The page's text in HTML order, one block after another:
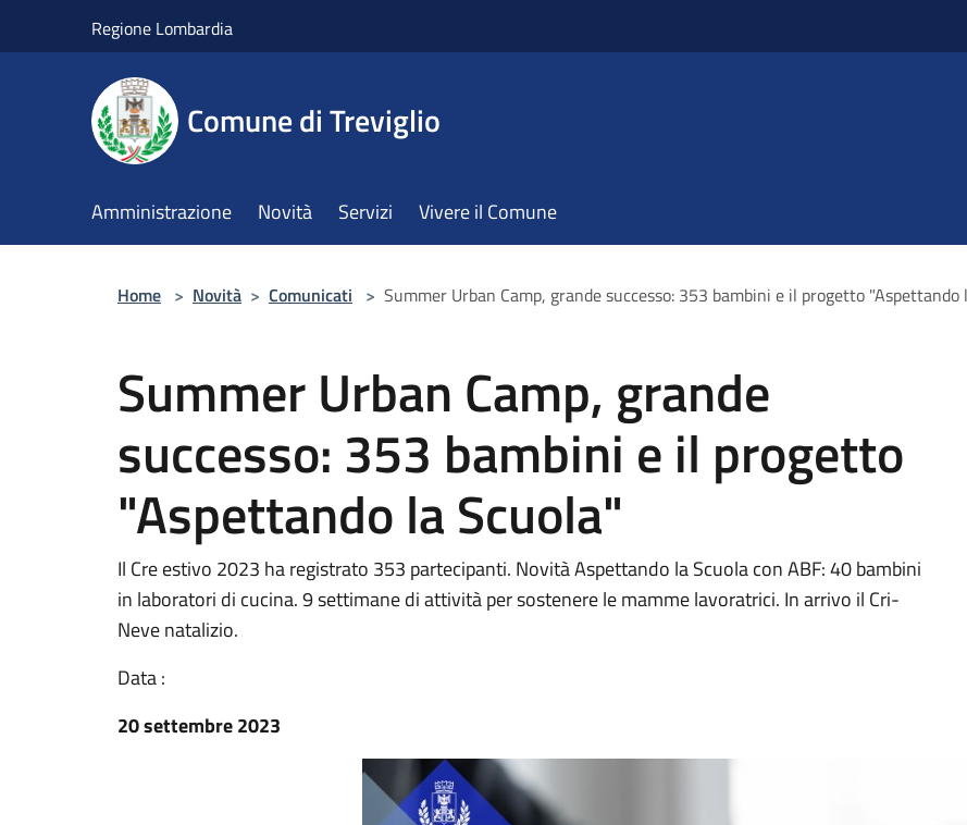
Regione Lombardia
Comune di Treviglio
Amministrazione Novità Servizi Vivere il Comune
Home > Novità > Comunicati > Summer Urban Camp, grande successo: 353 bambini e il progetto "Aspettando
Summer Urban Camp, grande
successo: 353 bambini e il progetto
"Aspettando la Scuola"
Il Cre estivo 2023 ha registrato 353 partecipanti. Novità Aspettando la Scuola con ABF: 40 bambini
in laboratori di cucina. 9 settimane di attività per sostenere le mamme lavoratrici. In arrivo il Cri-
Neve natalizio.
Data :
20 settembre 2023